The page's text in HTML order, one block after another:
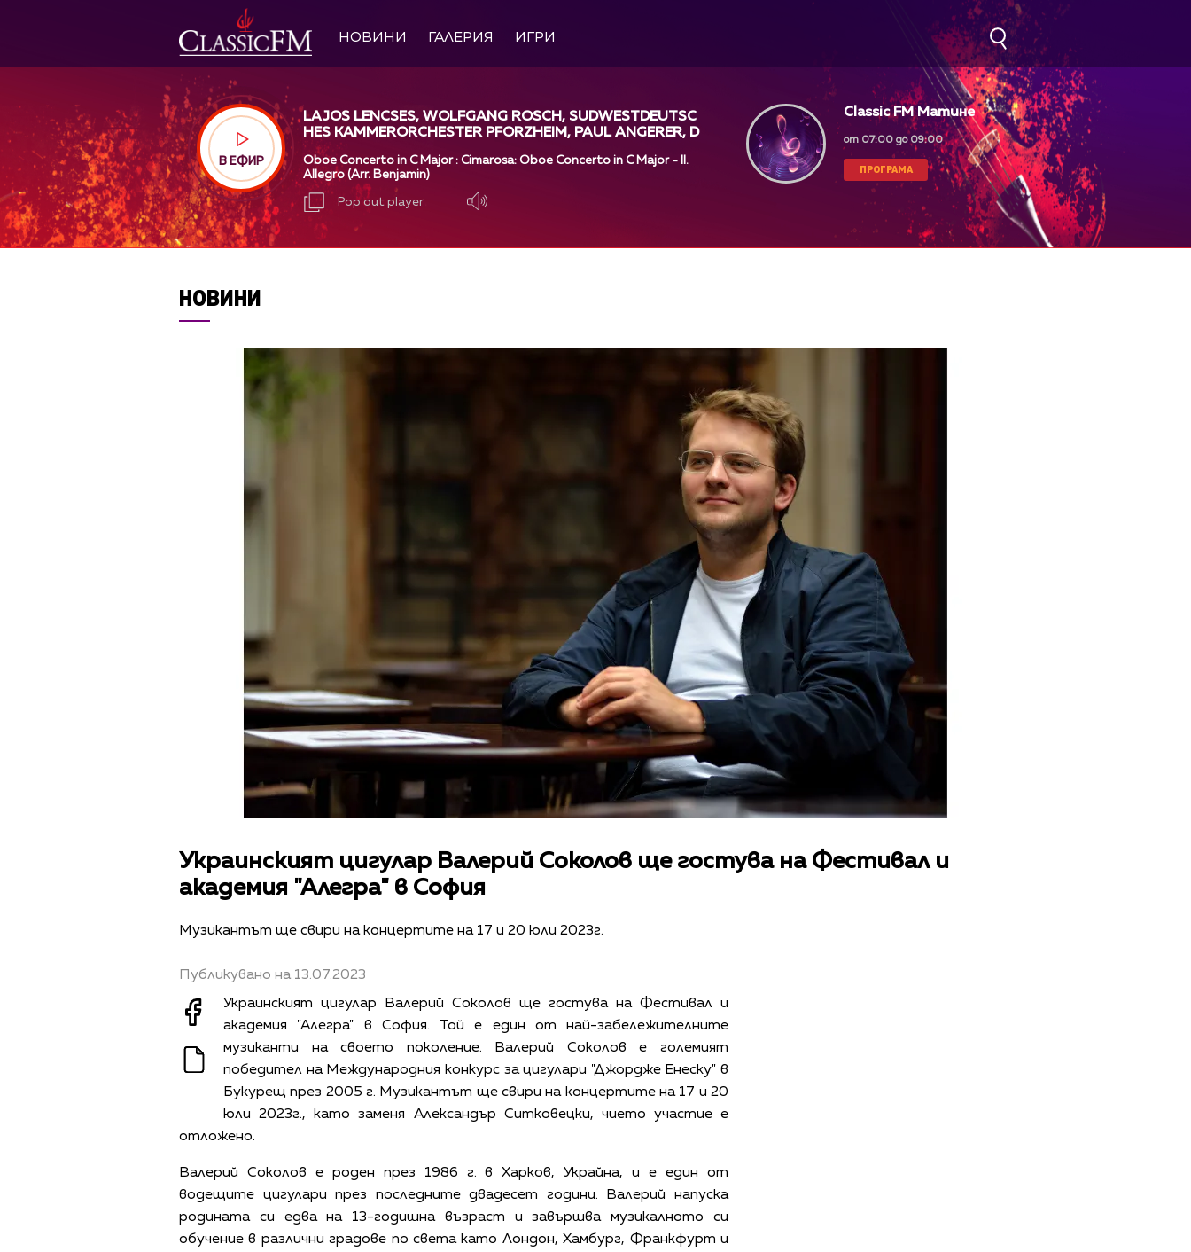
НОВИНИ ГАЛЕРИЯ ИГРИ
В ЕФИР
LAJOS LENCSES, WOLFGANG ROSCH, SUDWESTDEUTSC
HES KAMMERORCHESTER PFORZHEIM, PAUL ANGERER, D
OMENICO CIMAROSA
Oboe Concerto in C Major : Cimarosa: Oboe Concerto in C Major - II.
Allegro (Arr. Benjamin)
Pop out player
Classic FM Матине
от 07:00 до 09:00
ПРОГРАМА
НОВИНИ
Украинският цигулар Валерий Соколов ще гостува на Фестивал и
академия "Алегра" в София
Музикантът ще свири на концертите на 17 и 20 юли 2023г.
Публикувано на 13.07.2023
Украинският цигулар Валерий Соколов ще гостува на Фестивал и
академия "Алегра" в София. Той е един от най-забележителните
музиканти на своето поколение. Валерий Соколов е големият
победител на Международния конкурс за цигулари "Джордже Енеску" в
Букурещ през 2005 г. Музикантът ще свири на концертите на 17 и 20
юли 2023г., като заменя Александър Ситковецки, чието участие е
отложено.
Валерий Соколов е роден през 1986 г. в Харков, Украйна, и е един от
водещите цигулари през последните двадесет години. Валерий напуска
родината си едва на 13-годишна възраст и завършва музикалното си
обучение в различни градове по света като Лондон, Хамбург, Франкфурт и